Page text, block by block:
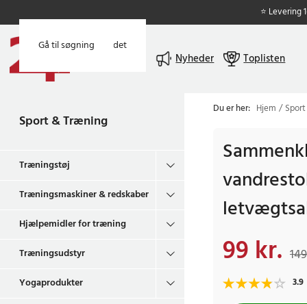
Gå til hovedindholdet
Gå til søgning
⭐ Levering
Nyheder Toplisten
Sport & Træning
Træningstøj
Træningsmaskiner & redskaber
Hjælpemidler for træning
Træningsudstyr
Yogaprodukter
Du er her: Hjem
Nuværende pris
99 kr.
3.9